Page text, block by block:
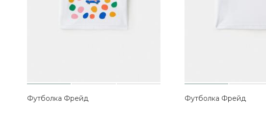
Футболка Фрейд Футболка Фрейд